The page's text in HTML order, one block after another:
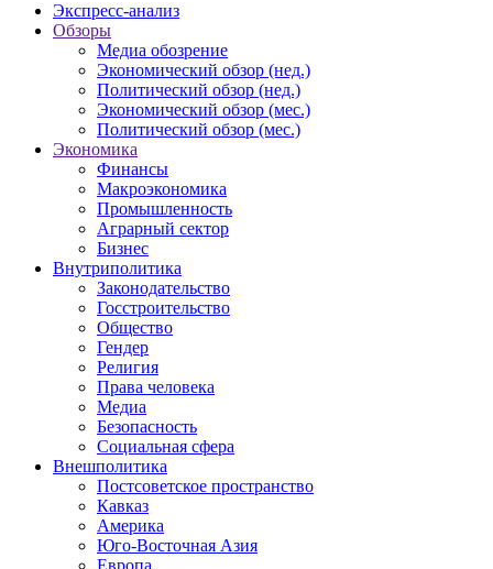
Экспресс-анализ
Обзоры
Медиа обозрение
Экономический обзор (нед.)
Политический обзор (нед.)
Экономический обзор (мес.)
Политический обзор (мес.)
Экономика
Финансы
Макроэкономика
Промышленность
Аграрный сектор
Бизнес
Внутриполитика
Законодательство
Госстроительство
Общество
Гендер
Религия
Права человека
Медиа
Безопасность
Социальная сфера
Внешполитика
Постсоветское пространство
Кавказ
Америка
Юго-Восточная Азия
Европа